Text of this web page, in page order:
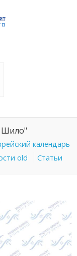
Шило"
календарь
old Статьи